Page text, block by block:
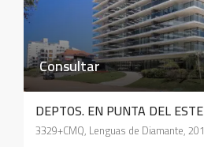
Consultar
DEPTOS. EN PUNTA DEL ESTE